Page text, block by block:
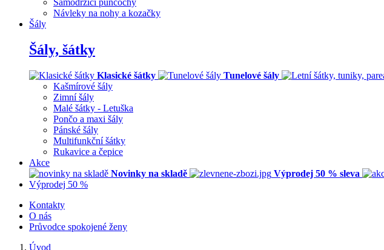
Samodržící punčochy
Návleky na nohy a kozačky
Šály
Šály, šátky
Klasické šátky Tunelové šály
Kašmírové šály
Zimní šály
Malé šátky - Letuška
Pončo a maxi šály
Pánské šály
Multifunkční šátky
Rukavice a čepice
Akce
Novinky na skladě
Výprodej 50 % sleva
Výprodej 50 %
Kontakty
O nás
Průvodce spokojené ženy
Úvod